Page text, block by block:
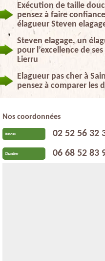
Exécution de taille
pensez à faire
élagueur Steven
Steven elagage, un
pour l’excellence de
Lierru
Elagueur pas cher à
pensez à comparer les
Nos coordonnées
Bureau 02 52 56 32
Chantier 06 68 52 83